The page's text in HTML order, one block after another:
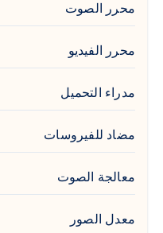
محرر الصوت
محرر الفيديو
مدراء التحميل
مضاد للفيروسات
معالجة الصوت
معدل الصور